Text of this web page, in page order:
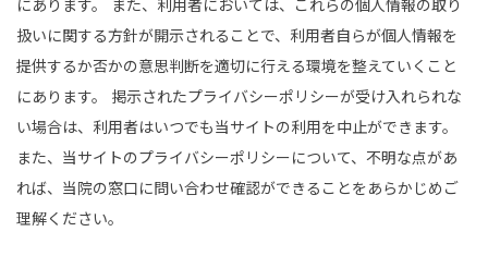
にあります。 また、利用者においては、これらの個人情報の取り
扱いに関する方針が開示されることで、利用者自らが個人情報を
提供するか否かの意思判断を適切に行える環境を整えていくこと
にあります。 掲示されたプライバシーポリシーが受け入れられな
い場合は、利用者はいつでも当サイトの利用を中止ができます。
また、当サイトのプライバシーポリシーについて、不明な点があ
れば、当院の窓口に問い合わせ確認ができることをあらかじめご
理解ください。